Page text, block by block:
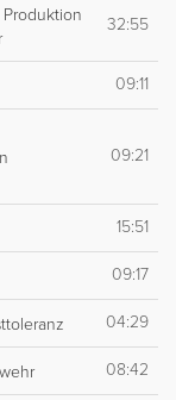
32:55
09:11
09:21
15:51
09:17
04:29
08:42